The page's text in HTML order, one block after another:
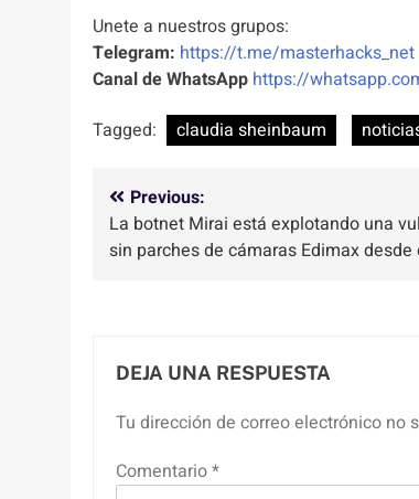
Unete a nuestros grupos:
Telegram: https://t.me/masterhacks_net
Canal de WhatsApp https://
Tagged:
claudia sheinbaum
Navegación
de
Previous:
La botnet Mirai está explotando una
sin parches de cámaras Edimax
DEJA UNA RESPUESTA
Tu dirección de correo electrónico no
Comentario*